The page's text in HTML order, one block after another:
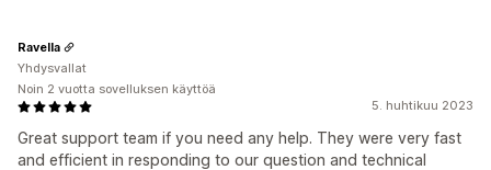
5. huhtikuu 2023
Great support team if you need any help. They were very fast
and efficient in responding to our question and technical
Ravella
Yhdysvallat
Noin 2 vuotta sovelluksen käyttöä